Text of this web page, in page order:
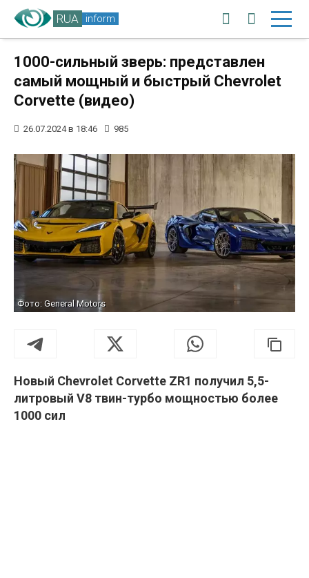
RUA inform
1000-сильный зверь: представлен
самый мощный и быстрый Chevrolet
Corvette (видео)
26.07.2024 в 18:46 985
Фото: General Motors
Новый Chevrolet Corvette ZR1 получил 5,5-
литровый V8 твин-турбо мощностью более
1000 сил